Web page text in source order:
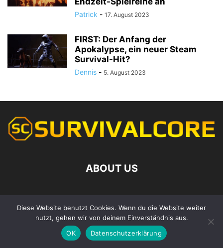
Patrick - 17. August 2023
FIRST: Der Anfang der
Apokalypse, ein neuer Steam
Survival-Hit?
Dennis - 5. August 2023
ABOUT US
© Copyright 2022 Survivalcore.de
Diese Website benutzt Cookies. Wenn du die Website weiter
nutzt, gehen wir von deinem Einverständnis aus.
OK
Datenschutzerklärung